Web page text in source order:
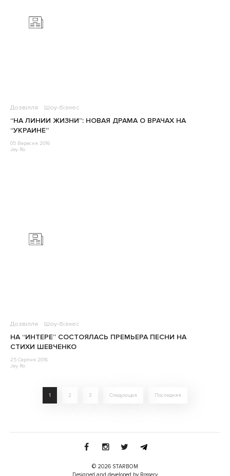
Дозвілля Шоу-бізнес
“НА ЛИНИИ ЖИЗНИ”: НОВАЯ ДРАМА О ВРАЧАХ НА
“УКРАИНЕ”
05 Вересня 2016
Jey Ro
Дозвілля Шоу-бізнес
НА “ИНТЕРЕ” СОСТОЯЛАСЬ ПРЕМЬЕРА ПЕСНИ НА
СТИХИ ШЕВЧЕНКО
25 Серпня 2016
Jey Ro
1 2 3 Следующая Последняя
© 2026 STARBOM